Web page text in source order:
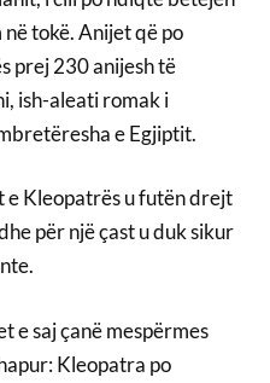
tokë. Anijet që po
prej 230 anijesh të
ish-aleati romak i
e Egjiptit.
e Kleopatrës u futën drejt
për një çast u duk sikur
e saj çanë mespërmes
Kleopatra po